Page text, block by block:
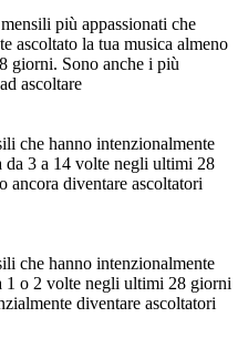
più appassionati che
ascoltato la tua musica almeno
giorni. Sono anche i più
ascoltare
che hanno intenzionalmente
da 3 a 14 volte negli ultimi 28
ancora diventare ascoltatori
che hanno intenzionalmente
1 o 2 volte negli ultimi 28 giorni
diventare ascoltatori